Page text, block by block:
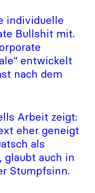
individuelle
Bullshit mit.
entwickelt
nach dem
Arbeit zeigt:
eher geneigt
als
glaubt auch in
Stumpfsinn.